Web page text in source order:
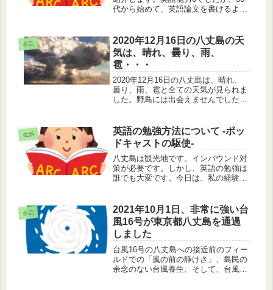
代から始めて、英語論文を書けるよう
語の文章執筆の独学の参考になれば幸
いです。
生活
2020年12月16日の八丈島の天
気は、晴れ、曇り、雨、
雹・・・
2020年12月16日の八丈島は、晴れ、
曇り、雨、雹と全ての天気が見られま
した。野鳥には出会えませんでした。
て、景色の変化の様子を眺めました。
生活
英語の勉強方法について -ポッ
ドキャストの駆使-
八丈島は観光地です。インバウンド対
策が必要です。しかし、英語の勉強は
誰でも大変です。今日は、私の経験を
す。
生活
2021年10月1日、非常に強い台
風16号が東京都八丈島を通過
しました
台風16号の八丈島への接近前のフィー
ルドでの「嵐の前の静けさ」、島民の
余念のない台風養生、そして、台風通